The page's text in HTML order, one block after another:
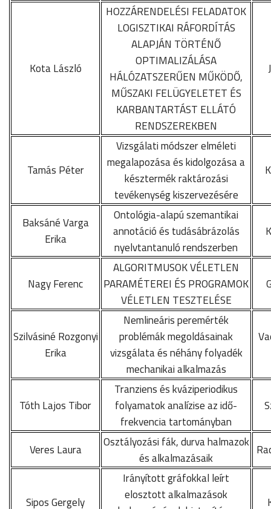
Kota László
HOZZÁRENDELÉSI FELADATOK
LOGISZTIKAI RÁFORDÍTÁS
ALAPJÁN TÖRTÉNŐ
OPTIMALIZÁLÁSA
HÁLÓZATSZERŰEN MŰKÖDŐ,
MŰSZAKI FELÜGYELETET ÉS
KARBANTARTÁST ELLÁTÓ
RENDSZEREKBEN
Tamás Péter
Vizsgálati módszer elméleti
megalapozása és kidolgozása a
késztermék raktározási
tevékenység kiszervezésére
Baksáné Varga
Erika
Ontológia-alapú szemantikai
annotáció és tudásábrázolás
nyelvtantanuló rendszerben
Nagy Ferenc
ALGORITMUSOK VÉLETLEN
PARAMÉTEREI ÉS PROGRAMOK
VÉLETLEN TESZTELÉSE
Szilvásiné Rozgonyi
Erika
Nemlineáris peremérték
problémák megoldásainak
vizsgálata és néhány folyadék
mechanikai alkalmazás
Tóth Lajos Tibor
Tranziens és kváziperiodikus
folyamatok analízise az idő-
frekvencia tartományban
Veres Laura
Osztályozási fák, durva halmazok
és alkalmazásaik
Sipos Gergely
Irányított gráfokkal leírt
elosztott alkalmazások